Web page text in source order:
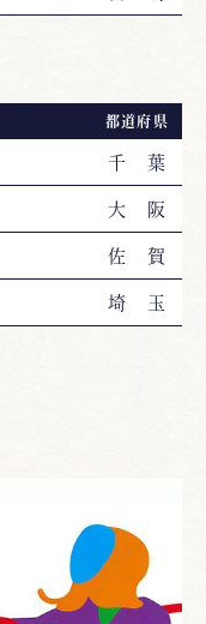
都道府県
千 葉
大 阪
佐 賀
埼 玉